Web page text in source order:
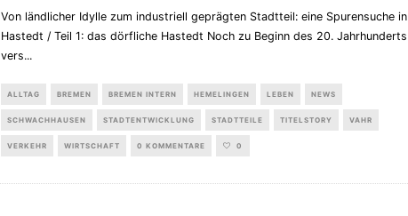
Von ländlicher Idylle zum industriell geprägten Stadtteil: eine Spurensuche in
Hastedt / Teil 1: das dörfliche Hastedt Noch zu Beginn des 20. Jahrhunderts
vers...
ALLTAG BREMEN BREMEN INTERN HEMELINGEN LEBEN NEWS
SCHWACHHAUSEN STADTENTWICKLUNG STADTTEILE TITELSTORY VAHR
VERKEHR WIRTSCHAFT 0 KOMMENTARE 0